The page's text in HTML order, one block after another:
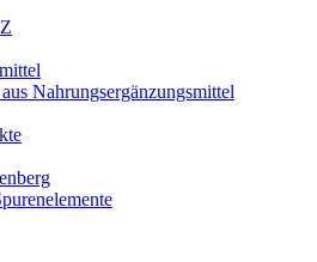
Nahrungsergänzungsmittel